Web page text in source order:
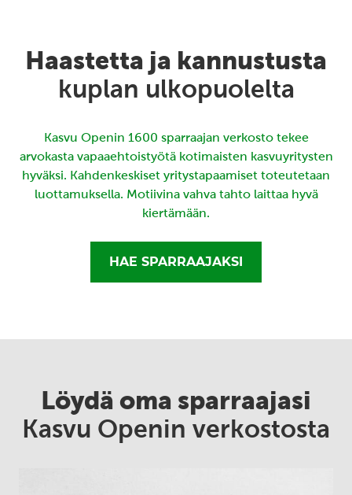
Haastetta ja kannustusta
kuplan ulkopuolelta
Kasvu Openin 1600 sparraajan verkosto tekee
arvokasta vapaaehtoistyötä kotimaisten kasvuyritysten
hyväksi. Kahdenkeskiset yritystapaamiset toteutetaan
luottamuksella. Motiivina vahva tahto laittaa hyvä
kiertämään.
HAE SPARRAAJAKSI
Löydä oma sparraajasi
Kasvu Openin verkostosta